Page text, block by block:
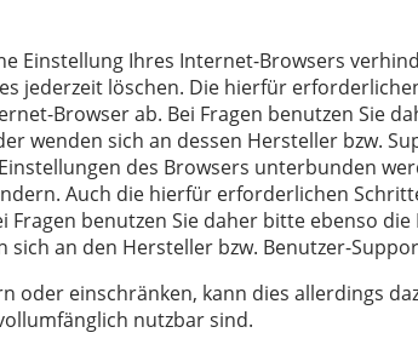
Einstellung Ihres Internet-Browsers
jederzeit löschen. Die hierfür
Browser ab. Bei Fragen benutzen Sie
wenden sich an dessen Hersteller bzw.
des Browsers unterbunden
Auch die hierfür erforderlichen
Fragen benutzen Sie daher bitte ebenso
an den Hersteller bzw. Benutzer-
oder einschränken, kann dies allerdings
nutzbar sind.